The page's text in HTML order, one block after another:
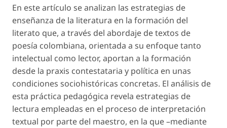
En este artículo se analizan las estrategias de
enseñanza de la literatura en la formación del
literato que, a través del abordaje de textos de
poesía colombiana, orientada a su enfoque tanto
intelectual como lector, aportan a la formación
desde la praxis contestataria y política en unas
condiciones sociohistóricas concretas. El análisis de
esta práctica pedagógica revela estrategias de
lectura empleadas en el proceso de interpretación
textual por parte del maestro, en la que –mediante